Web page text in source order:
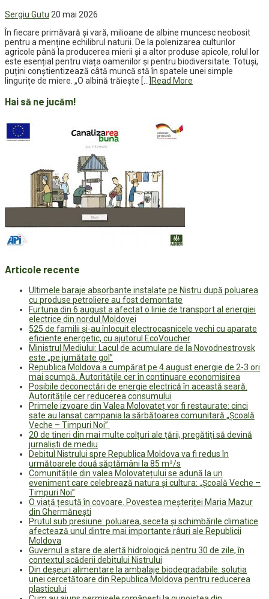
Sergiu Gutu 20 mai 2026
În fiecare primăvară și vară, milioane de albine muncesc neobosit
pentru a menține echilibrul naturii. De la polenizarea culturilor
agricole până la producerea mierii și a altor produse apicole, rolul lor
este esențial pentru viața oamenilor și pentru biodiversitate. Totuși,
puțini conștientizează câtă muncă stă în spatele unei simple
lingurițe de miere. „O albină trăiește […] Read More
Hai să ne jucăm!
Articole recente
Ultimele baraje absorbante instalate pe Nistru după poluarea
cu produse petroliere au fost demontate
Furtuna din 6 august a afectat o linie de transport al energiei
electrice din nordul Moldovei
525 de familii și-au înlocuit electrocasnicele vechi cu aparate
eficiente energetic, cu ajutorul EcoVoucher
Ministrul Mediului: Lacul de acumulare de la Novodnestrovsk
este „pe jumătate gol”
Republica Moldova a cumpărat pe 4 august energie de 2-3 ori
mai scumpă. Autoritățile cer în continuare economisirea
Posibile deconectări de energie electrică în această seară.
Autoritățile cer reducerea consumului
Primele izvoare din Valea Molovateț vor fi restaurate: cinci
sate au lansat campania la sărbătoarea comunitară „Școală
Veche – Timpuri Noi”
20 de tineri din mai multe colțuri ale țării, pregătiți să devină
jurnaliști de mediu
Debitul Nistrului spre Republica Moldova va fi redus în
următoarele două săptămâni la 85 m³/s
Comunitățile din valea Molovatețului se adună la un
eveniment care celebrează natura și cultura: „Școală Veche –
Timpuri Noi”
O viață țesută în covoare. Povestea meșteriței Maria Mazur
din Ghermănești
Prutul sub presiune: poluarea, seceta și schimbările climatice
afectează unul dintre mai importante râuri ale Republicii
Moldova
Guvernul a stare de alertă hidrologică pentru 30 de zile, în
contextul scăderii debitului Nistrului
Din deșeuri alimentare la ambalaje biodegradabile: soluția
unei cercetătoare din Republica Moldova pentru reducerea
plasticului